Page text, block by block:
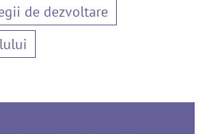
de dezvoltare